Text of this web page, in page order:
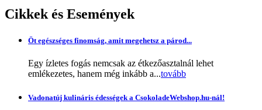
Cikkek és Események
Öt egészséges finomság, amit megehetsz a párod...
Egy ízletes fogás nemcsak az étkezőasztalnál lehet
emlékezetes, hanem még inkább a...tovább
Vadonatúj kulináris édességek a CsokoladeWebshop.hu-nál!